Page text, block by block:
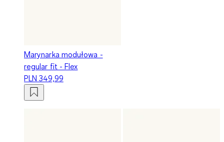
Marynarka modułowa -
regular fit - Flex
PLN 349,99